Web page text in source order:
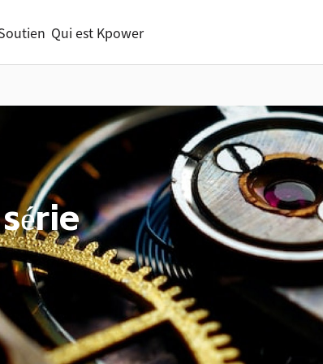
Qui est Kpower